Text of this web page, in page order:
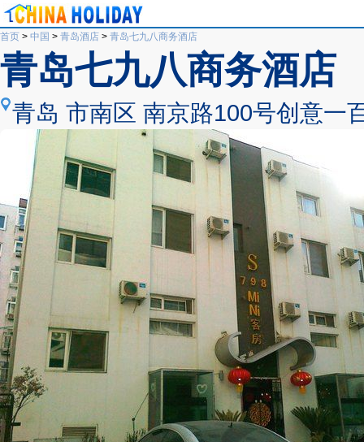
首页 > 中国 > 青岛酒店 > 青岛七九八商务酒店
青岛七九八商务酒店
青岛 市南区 南京路100号创意一